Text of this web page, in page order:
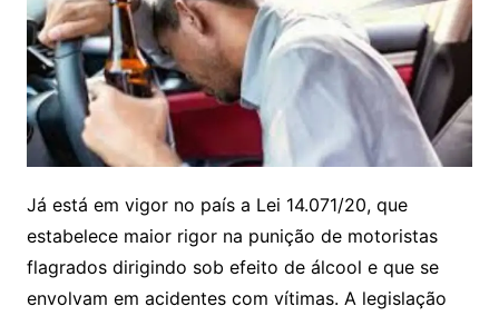
Já está em vigor no país a Lei 14.071/20, que
estabelece maior rigor na punição de motoristas
flagrados dirigindo sob efeito de álcool e que se
envolvam em acidentes com vítimas. A legislação